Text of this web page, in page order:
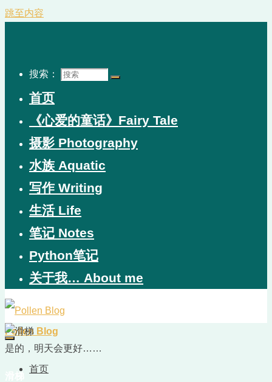
跳至内容
搜索：
首页
《心爱的童话》Fairy Tale
摄影 Photography
水族 Aquatic
写作 Writing
生活 Life
笔记 Notes
Python笔记
关于我… About me
Pollen Blog
是的，明天会更好……
首页